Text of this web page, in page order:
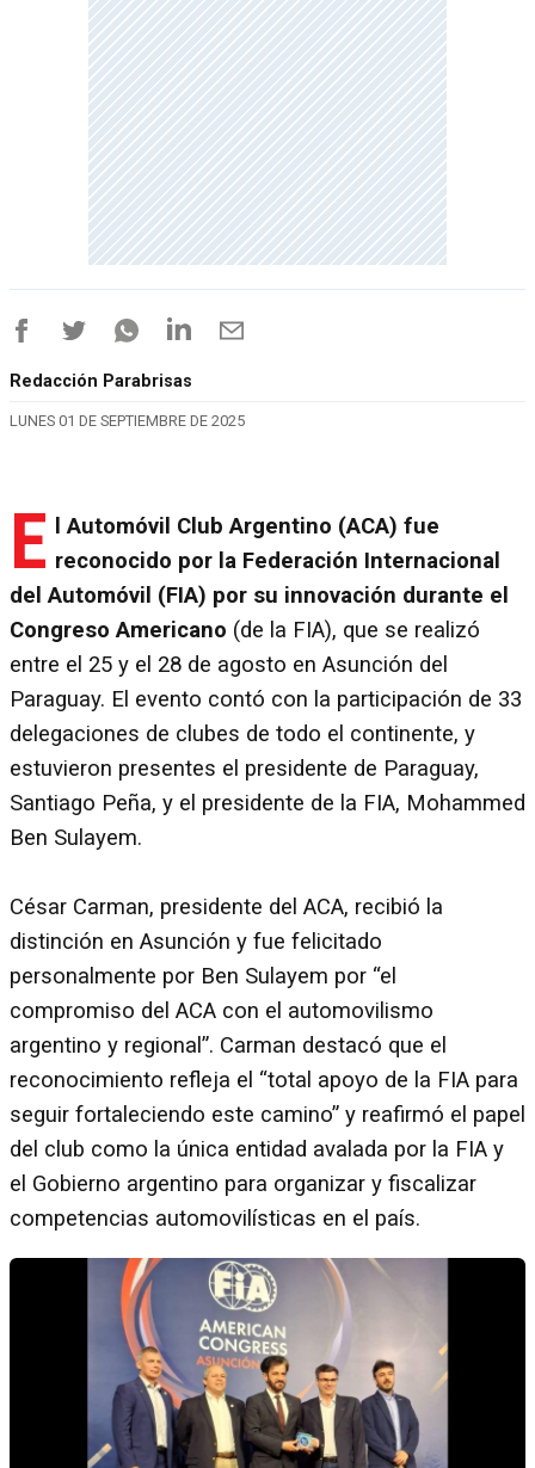
Redacción Parabrisas
LUNES 01 DE SEPTIEMBRE DE 2025
E
l Automóvil Club Argentino (ACA) fue
reconocido por la Federación Internacional
del Automóvil (FIA) por su innovación durante el
Congreso Americano (de la FIA), que se realizó
entre el 25 y el 28 de agosto en Asunción del
Paraguay. El evento contó con la participación de 33
delegaciones de clubes de todo el continente, y
estuvieron presentes el presidente de Paraguay,
Santiago Peña, y el presidente de la FIA, Mohammed
Ben Sulayem.
César Carman, presidente del ACA, recibió la
distinción en Asunción y fue felicitado
personalmente por Ben Sulayem por “el
compromiso del ACA con el automovilismo
argentino y regional”. Carman destacó que el
reconocimiento refleja el “total apoyo de la FIA para
seguir fortaleciendo este camino” y reafirmó el papel
del club como la única entidad avalada por la FIA y
el Gobierno argentino para organizar y fiscalizar
competencias automovilísticas en el país.